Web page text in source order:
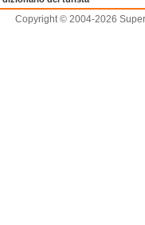
Copyright © 2004-2026